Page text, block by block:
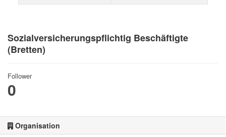
Sozialversicherungspflichtig Beschäftigte
(Bretten)
Follower
0
Organisation